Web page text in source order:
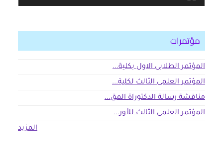
مؤتمرات
المؤتمر الطلابى الاول بكلية...
المؤتمر العلمى الثالث لكلية...
مناقشة رسالة الدكتوراة المق...
المؤتمر العلمى الثالث للأور...
المزيد